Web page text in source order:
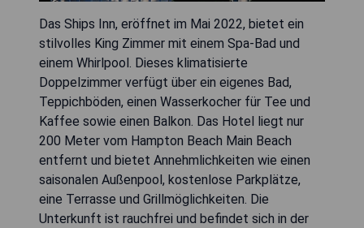
Das Ships Inn, eröffnet im Mai 2022, bietet ein
stilvolles King Zimmer mit einem Spa-Bad und
einem Whirlpool. Dieses klimatisierte
Doppelzimmer verfügt über ein eigenes Bad,
Teppichböden, einen Wasserkocher für Tee und
Kaffee sowie einen Balkon. Das Hotel liegt nur
200 Meter vom Hampton Beach Main Beach
entfernt und bietet Annehmlichkeiten wie einen
saisonalen Außenpool, kostenlose Parkplätze,
eine Terrasse und Grillmöglichkeiten. Die
Unterkunft ist rauchfrei und befindet sich in der